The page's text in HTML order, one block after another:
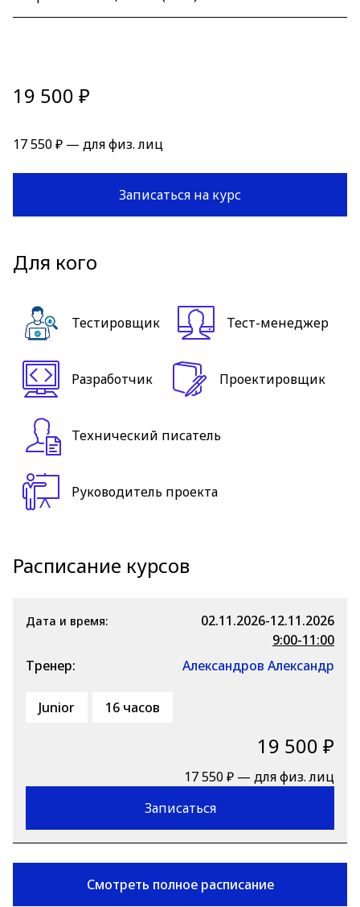
19 500 ₽
17 550 ₽ — для физ. лиц
Записаться на курс
Для кого
Тестировщик Тест-менеджер
Разработчик Проектировщик
Технический писатель
Руководитель проекта
Расписание курсов
Дата и время:
02.11.2026-12.11.2026
9:00-11:00
Тренер:
Александров Александр
Junior 16 часов
19 500 ₽
17 550 ₽ — для физ. лиц
Записаться
Смотреть полное расписание